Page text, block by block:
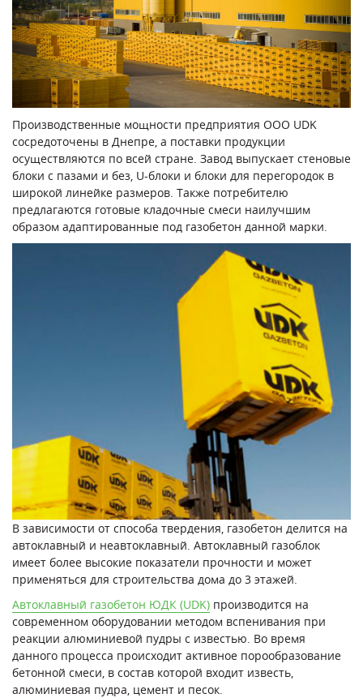
Производственные мощности предприятия ООО UDK
сосредоточены в Днепре, а поставки продукции
осуществляются по всей стране. Завод выпускает стеновые
блоки с пазами и без, U-блоки и блоки для перегородок в
широкой линейке размеров. Также потребителю
предлагаются готовые кладочные смеси наилучшим
образом адаптированные под газобетон данной марки.
В зависимости от способа твердения, газобетон делится на
автоклавный и неавтоклавный. Автоклавный газоблок
имеет более высокие показатели прочности и может
применяться для строительства дома до 3 этажей.
Автоклавный газобетон ЮДК (UDK) производится на
современном оборудовании методом вспенивания при
реакции алюминиевой пудры с известью. Во время
данного процесса происходит активное порообразование
бетонной смеси, в состав которой входит известь,
алюминиевая пудра, цемент и песок.